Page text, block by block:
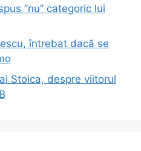
”nu” categoric lui
întrebat dacă se
Stoica, despre viitorul